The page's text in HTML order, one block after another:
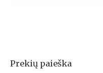
Prekių paieška
I